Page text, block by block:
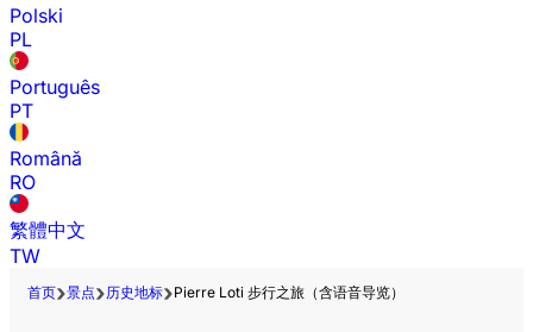
Polski
PL
Português
PT
Română
RO
繁體中文
TW
首页 景点 历史地标 Pierre Loti 步行之旅（含语音导览）